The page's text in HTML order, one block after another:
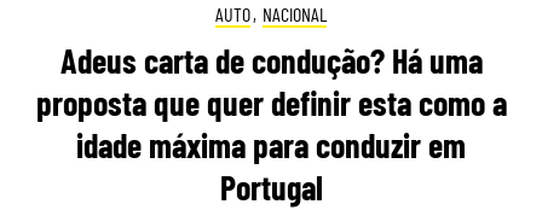
AUTO, NACIONAL
Adeus carta de condução? Há uma
proposta que quer definir esta como a
idade máxima para conduzir em
Portugal